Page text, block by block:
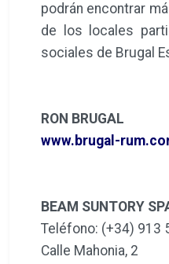
podrán encontrar
de los locales
sociales de Brugal
RON BRUGAL
www.brugal-
BEAM SUNTORY
Teléfono: (+34) 913
Calle Mahonia, 2